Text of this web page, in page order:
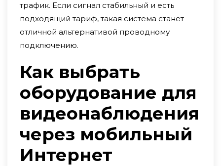
трафик. Если сигнал стабильный и есть
подходящий тариф, такая система станет
отличной альтернативой проводному
подключению.
Как выбрать
оборудование для
видеонаблюдения
через мобильный
Интернет